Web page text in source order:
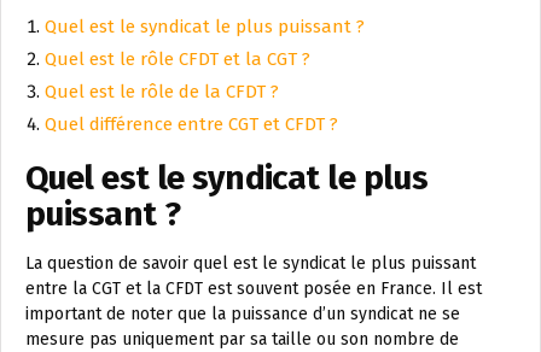
Quel est le syndicat le plus puissant ?
Quel est le rôle CFDT et la CGT ?
Quel est le rôle de la CFDT ?
Quel différence entre CGT et CFDT ?
Quel est le syndicat le plus
puissant ?
La question de savoir quel est le syndicat le plus puissant
entre la CGT et la CFDT est souvent posée en France. Il est
important de noter que la puissance d’un syndicat ne se
mesure pas uniquement par sa taille ou son nombre de